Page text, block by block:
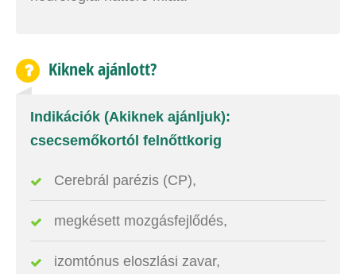
Kiknek ajánlott?
Indikációk (Akiknek ajánljuk):
csecsemőkortól felnőttkorig
Cerebrál parézis (CP),
megkésett mozgásfejlődés,
izomtónus eloszlási zavar,